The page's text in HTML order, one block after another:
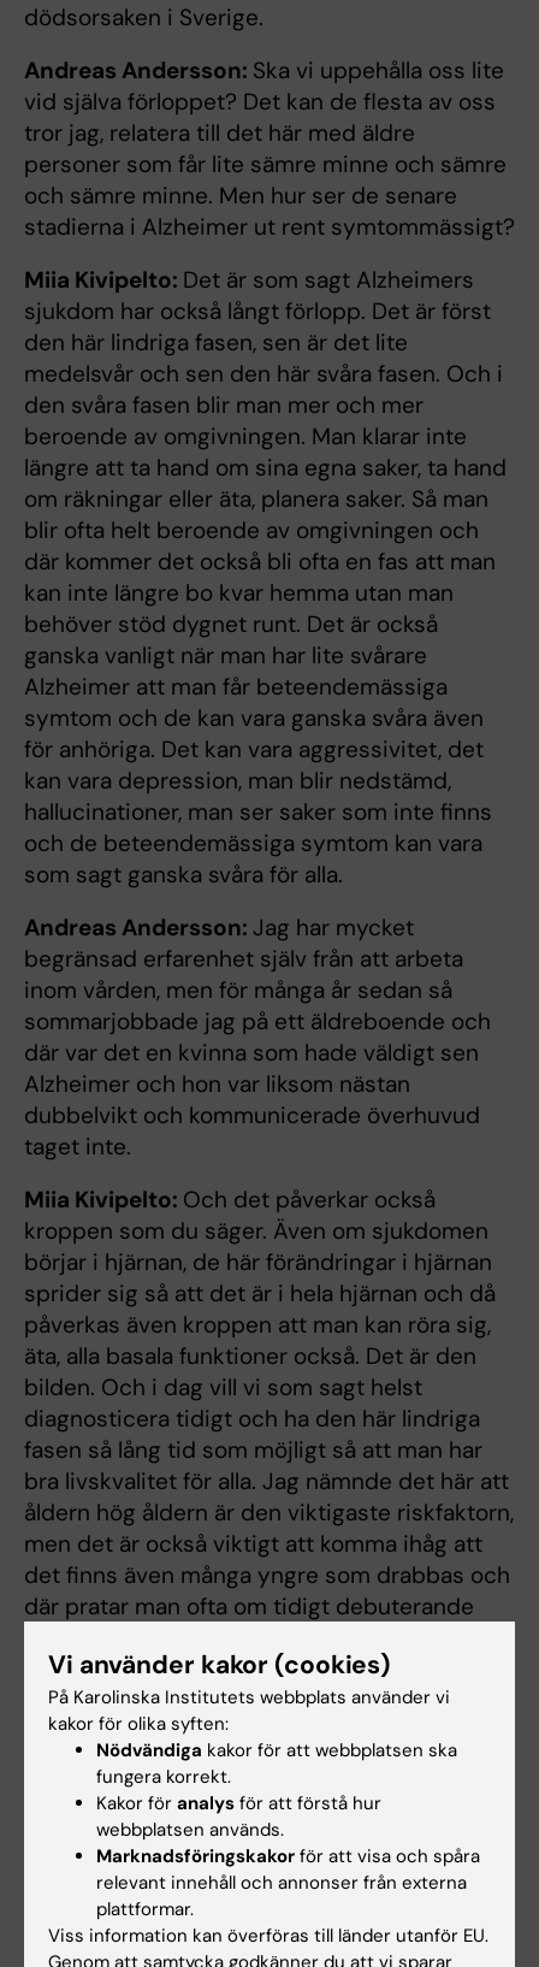
dödsorsaken i Sverige.
Andreas Andersson: Ska vi uppehålla oss lite
vid själva förloppet? Det kan de flesta av oss
tror jag, relatera till det här med äldre
personer som får lite sämre minne och sämre
och sämre minne. Men hur ser de senare
stadierna i Alzheimer ut rent symtommässigt?
Miia Kivipelto: Det är som sagt Alzheimers
sjukdom har också långt förlopp. Det är först
den här lindriga fasen, sen är det lite
medelsvår och sen den här svåra fasen. Och i
den svåra fasen blir man mer och mer
beroende av omgivningen. Man klarar inte
längre att ta hand om sina egna saker, ta hand
om räkningar eller äta, planera saker. Så man
blir ofta helt beroende av omgivningen och
där kommer det också bli ofta en fas att man
kan inte längre bo kvar hemma utan man
behöver stöd dygnet runt. Det är också
ganska vanligt när man har lite svårare
Alzheimer att man får beteendemässiga
symtom och de kan vara ganska svåra även
för anhöriga. Det kan vara aggressivitet, det
kan vara depression, man blir nedstämd,
hallucinationer, man ser saker som inte finns
och de beteendemässiga symtom kan vara
som sagt ganska svåra för alla.
Andreas Andersson: Jag har mycket
begränsad erfarenhet själv från att arbeta
inom vården, men för många år sedan så
sommarjobbade jag på ett äldreboende och
där var det en kvinna som hade väldigt sen
Alzheimer och hon var liksom nästan
dubbelvikt och kommunicerade överhuvud
taget inte.
Miia Kivipelto: Och det påverkar också
kroppen som du säger. Även om sjukdomen
börjar i hjärnan, de här förändringar i hjärnan
sprider sig så att det är i hela hjärnan och då
påverkas även kroppen att man kan röra sig,
äta, alla basala funktioner också. Det är den
bilden. Och i dag vill vi som sagt helst
diagnosticera tidigt och ha den här lindriga
fasen så lång tid som möjligt så att man har
bra livskvalitet för alla. Jag nämnde det här att
åldern hög åldern är den viktigaste riskfaktorn,
men det är också viktigt att komma ihåg att
det finns även många yngre som drabbas och
där pratar man ofta om tidigt debuterande
patienter i Sverige som har fått diagnosen när
de är yngre än 65 år och då har det förstås
lite andra konsekvenser för patienten men
även för dem som är nära.
Andreas Andersson:Just det, för det är
människor som är i arbetsför ålder.
Miia Kivipelto:Just där behövs det, tror jag
mycket mer kunskap och stöd.
Vi använder kakor (cookies)
På Karolinska Institutets webbplats använder vi
kakor för olika syften:
Nödvändiga kakor för att webbplatsen ska
fungera korrekt.
Kakor för analys för att förstå hur
webbplatsen används.
Marknadsföringskakor för att visa och spåra
relevant innehåll och annonser från externa
plattformar.
Viss information kan överföras till länder utanför EU.
Genom att samtycka godkänner du att vi sparar